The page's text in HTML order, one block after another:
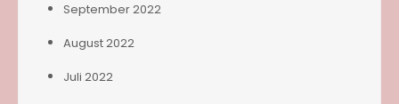
September 2022
August 2022
Juli 2022